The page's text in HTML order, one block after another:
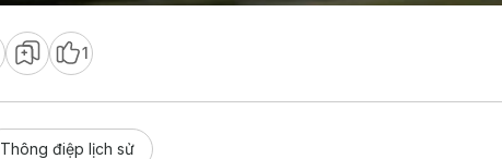
1
Thông điệp lịch sử